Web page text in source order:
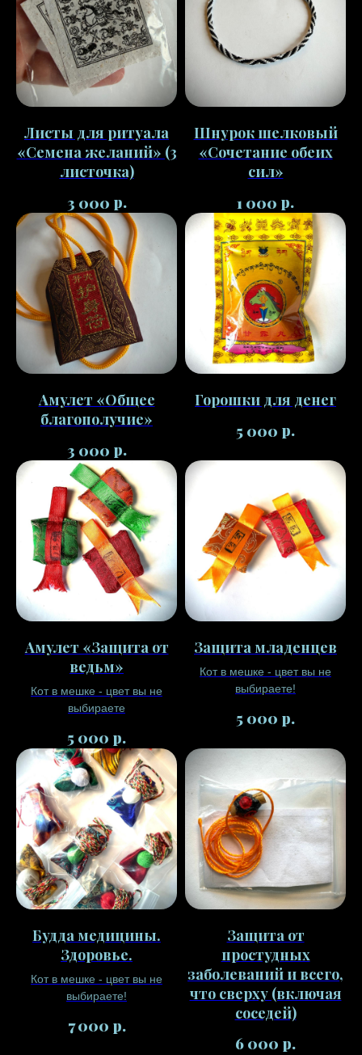
Листы для ритуала
«Семена желаний» (3
листочка)
3 000 р.
Шнурок шелковый
«Сочетание обеих
сил»
1 000 р.
Амулет «Общее
благополучие»
3 000 р.
Горошки для денег
5 000 р.
Амулет «Защита от
ведьм»
Кот в мешке - цвет вы не
выбираете
5 000 р.
Защита младенцев
Кот в мешке - цвет вы не
выбираете!
5 000 р.
Будда медицины.
Здоровье.
Кот в мешке - цвет вы не
выбираете!
7 000 р.
Защита от
простудных
заболеваний и всего,
что сверху (включая
соседей)
6 000 р.